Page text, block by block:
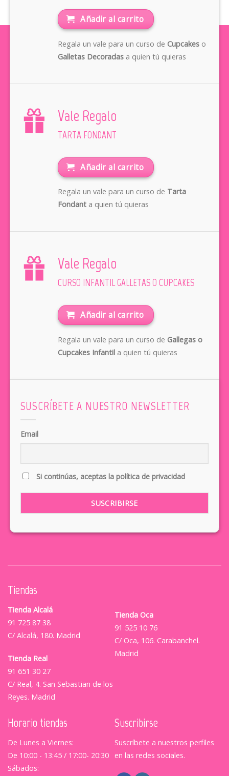
Añadir al carrito
Regala un vale para un curso de Cupcakeso
Galletas Decoradasa quien tú quieras
Vale Regalo
TARTA FONDANT
Añadir al carrito
Regala un vale para un curso de Tarta
Fondanta quien tú quieras
Vale Regalo
CURSO INFANTIL GALLETAS O CUPCAKES
Añadir al carrito
Regala un vale para un curso de Gallegas o
Cupcakes Infantila quien tú quieras
SUSCRÍBETE A NUESTRO NEWSLETTER
Email
Si continúas, aceptas la política de privacidad
Tiendas
Tienda Alcalá
91 725 87 38
C/ Alcalá, 180. Madrid
Tienda Real
91 651 30 27
C/ Real, 4. San Sebastian de los
Reyes. Madrid
Tienda Oca
91 525 10 76
C/ Oca, 106. Carabanchel.
Madrid
Horario tiendas
De Lunes a Viernes:
De 10:00 - 13:45 / 17:00- 20:30
Sábados:
Suscribirse
Suscríbete a nuestros perfiles
en las redes sociales.